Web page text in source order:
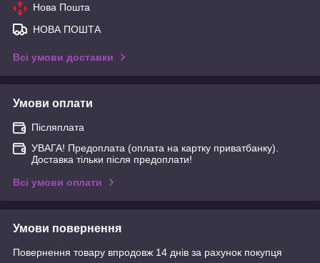
Нова Пошта
НОВА ПОШТА
Всі умови доставки
Умови оплати
Післяплата
УВАГА! Предоплата (оплата на картку приватбанку).
Доставка тільки після предоплати!
Всі умови оплати
Умови повернення
Повернення товару впродовж 14 днів за рахунок покупця